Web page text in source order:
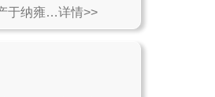
于纳雍…详情>>